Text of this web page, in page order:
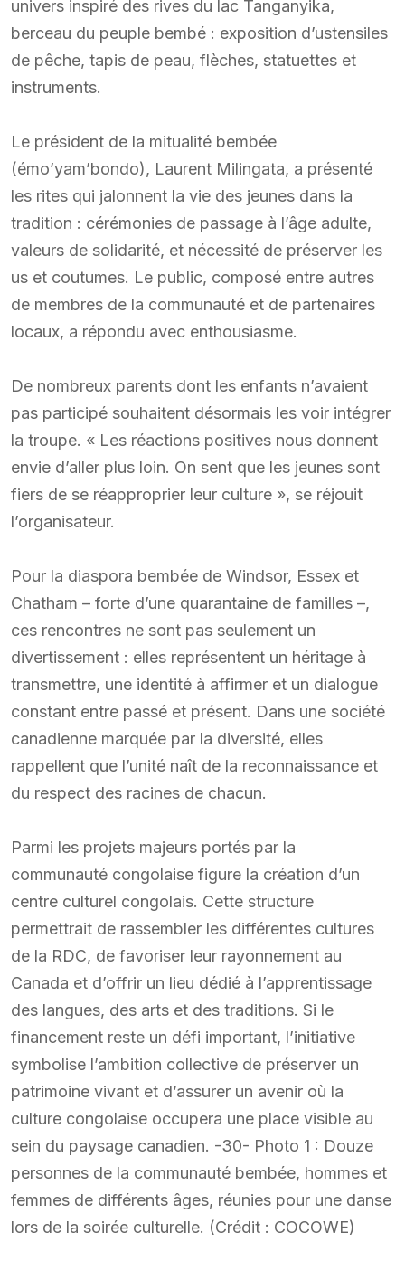
univers inspiré des rives du lac Tanganyika,
berceau du peuple bembé : exposition d’ustensiles
de pêche, tapis de peau, flèches, statuettes et
instruments.
Le président de la mitualité bembée
(émo’yam’bondo), Laurent Milingata, a présenté
les rites qui jalonnent la vie des jeunes dans la
tradition : cérémonies de passage à l’âge adulte,
valeurs de solidarité, et nécessité de préserver les
us et coutumes. Le public, composé entre autres
de membres de la communauté et de partenaires
locaux, a répondu avec enthousiasme.
De nombreux parents dont les enfants n’avaient
pas participé souhaitent désormais les voir intégrer
la troupe. « Les réactions positives nous donnent
envie d’aller plus loin. On sent que les jeunes sont
fiers de se réapproprier leur culture », se réjouit
l’organisateur.
Pour la diaspora bembée de Windsor, Essex et
Chatham – forte d’une quarantaine de familles –,
ces rencontres ne sont pas seulement un
divertissement : elles représentent un héritage à
transmettre, une identité à affirmer et un dialogue
constant entre passé et présent. Dans une société
canadienne marquée par la diversité, elles
rappellent que l’unité naît de la reconnaissance et
du respect des racines de chacun.
Parmi les projets majeurs portés par la
communauté congolaise figure la création d’un
centre culturel congolais. Cette structure
permettrait de rassembler les différentes cultures
de la RDC, de favoriser leur rayonnement au
Canada et d’offrir un lieu dédié à l’apprentissage
des langues, des arts et des traditions. Si le
financement reste un défi important, l’initiative
symbolise l’ambition collective de préserver un
patrimoine vivant et d’assurer un avenir où la
culture congolaise occupera une place visible au
sein du paysage canadien. -30- Photo 1 : Douze
personnes de la communauté bembée, hommes et
femmes de différents âges, réunies pour une danse
lors de la soirée culturelle. (Crédit : COCOWE)